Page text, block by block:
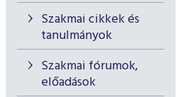
Szakmai cikkek és
tanulmányok
Szakmai fórumok,
előadások